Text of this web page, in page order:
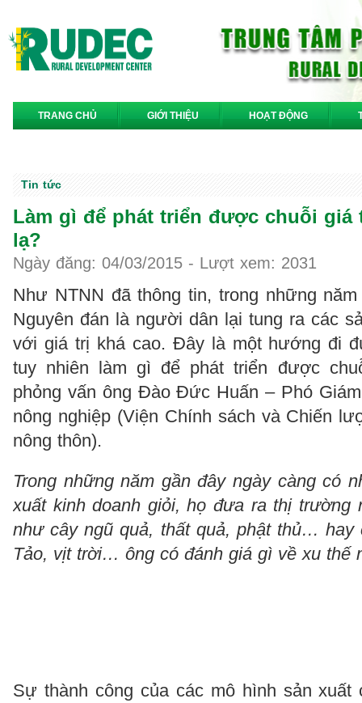
TRANG CHỦ GIỚI THIỆU HOẠT ĐỘNG
Tin tức
Làm gì để phát triển được chuỗi
lạ?
Ngày đăng: 04/03/2015 - Lượt xem: 2031
Như NTNN đã thông tin, trong những
Nguyên đán là người dân lại tung ra các
với giá trị khá cao. Đây là một hướng đi
tuy nhiên làm gì để phát triển được
phỏng vấn ông Đào Đức Huấn – Phó
nông nghiệp (Viện Chính sách và Chiến
nông thôn).
Trong những năm gần đây ngày càng có
xuất kinh doanh giỏi, họ đưa ra thị trường
như cây ngũ quả, thất quả, phật thủ…
Tảo, vịt trời… ông có đánh giá gì về xu thế
Sự thành công của các mô hình sản xuất